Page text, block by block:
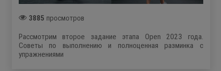
3885 просмотров
Рассмотрим второе задание этапа Open 2023 года.
Советы по выполнению и полноценная разминка с
упражнениями